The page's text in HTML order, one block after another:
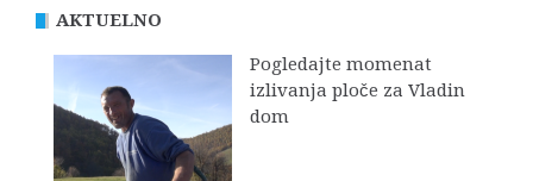
AKTUELNO
Pogledajte momenat
izlivanja ploče za Vladin
dom